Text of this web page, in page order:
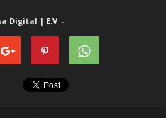
Digital | E.V -